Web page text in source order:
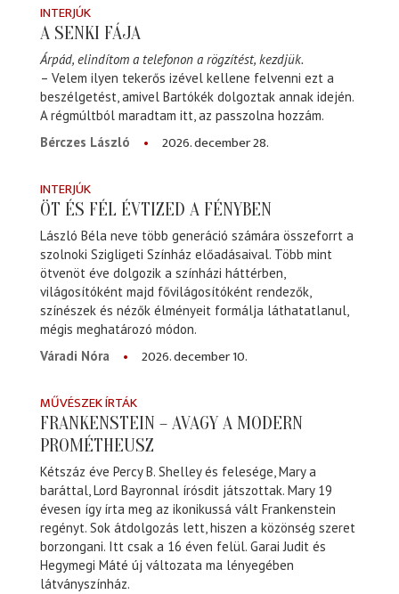
INTERJÚK
A SENKI FÁJA
Árpád, elindítom a telefonon a rögzítést, kezdjük.
– Velem ilyen tekerős izével kellene felvenni ezt a
beszélgetést, amivel Bartókék dolgoztak annak idején.
A régmúltból maradtam itt, az passzolna hozzám.
Bérczes László
2026. december 28.
INTERJÚK
ÖT ÉS FÉL ÉVTIZED A FÉNYBEN
László Béla neve több generáció számára összeforrt a
szolnoki Szigligeti Színház előadásaival. Több mint
ötvenöt éve dolgozik a színházi háttérben,
világosítóként majd fővilágosítóként rendezők,
színészek és nézők élményeit formálja láthatatlanul,
mégis meghatározó módon.
Váradi Nóra
2026. december 10.
MŰVÉSZEK ÍRTÁK
FRANKENSTEIN – AVAGY A MODERN
PROMÉTHEUSZ
Kétszáz éve Percy B. Shelley és felesége, Mary a
baráttal, Lord Bayronnal írósdit játszottak. Mary 19
évesen így írta meg az ikonikussá vált Frankenstein
regényt. Sok átdolgozás lett, hiszen a közönség szeret
borzongani. Itt csak a 16 éven felül. Garai Judit és
Hegymegi Máté új változata ma lényegében
látványszínház.